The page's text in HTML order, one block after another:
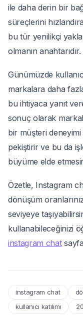
ile daha derin bir
süreçlerini
bu tür yenilikçi
olmanın anahtarıdır.
Günümüzde
markalara daha
bu ihtiyaca yanıt
sonuç olarak
bir müşteri
pekiştirir ve bu da
büyüme elde
Özetle, Instagram
dönüşüm
seviyeye
kullanabileceğinizi
instagram chat
instagram chat
kullanıcı katılımı